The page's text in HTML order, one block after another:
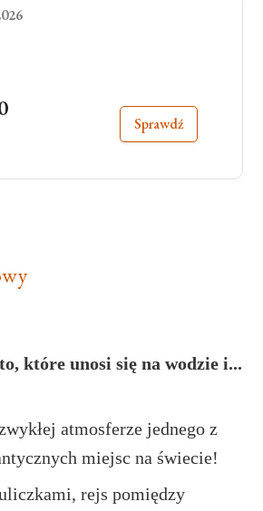
Sprawdź
które unosi się na wodzie i...
atmosferze jednego z
miejsc na świecie!
rejs pomiędzy